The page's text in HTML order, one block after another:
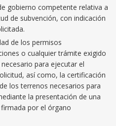
gobierno competente relativa a
de subvención, con indicación
de los permisos
o cualquier trámite exigido
para ejecutar el
así como, la certificación
los terrenos necesarios para
la presentación de una
por el órgano